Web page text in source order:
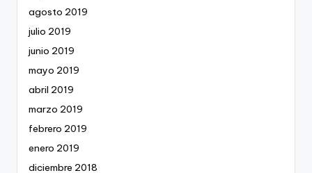
agosto 2019
julio 2019
junio 2019
mayo 2019
abril 2019
marzo 2019
febrero 2019
enero 2019
diciembre 2018